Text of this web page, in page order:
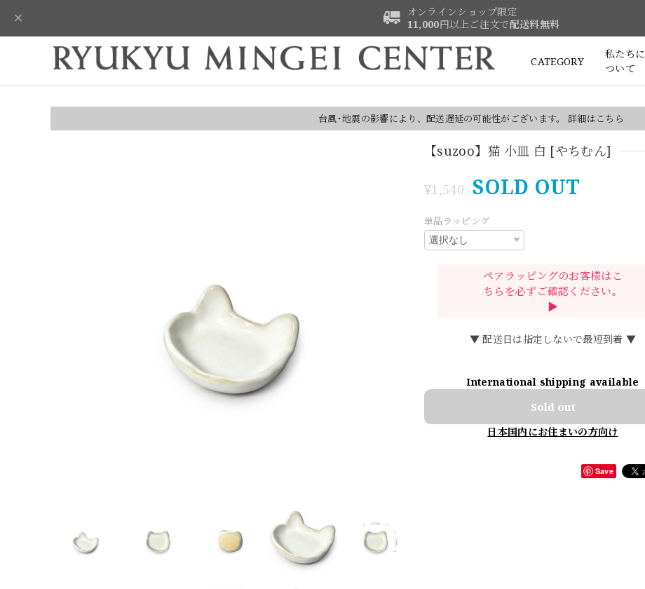
オンラインショップ限定
11,000円以上ご注文で配送料無料
CATEGORY
私たちに
ついて
台風･地震の影響により、配送遅延の可能性がございます。 詳細はこちら
【suzoo】猫 小皿 白 [やちむん]
¥1,540 SOLD OUT
単品ラッピング
ペアラッピングのお客様はこ
ちらを必ずご確認ください。
▶
▼ 配送日は指定しないで最短到着 ▼
International shipping available
Sold out
日本国内にお住まいの方向け
Save